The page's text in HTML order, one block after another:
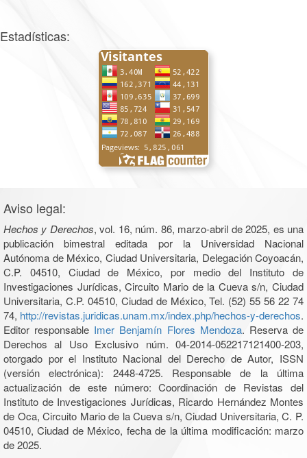
Estadísticas:
Aviso legal:
Hechos y Derechos, vol. 16, núm. 86, marzo-abril de 2025, es una
publicación bimestral editada por la Universidad Nacional
Autónoma de México, Ciudad Universitaria, Delegación Coyoacán,
C.P. 04510, Ciudad de México, por medio del Instituto de
Investigaciones Jurídicas, Circuito Mario de la Cueva s/n, Ciudad
Universitaria, C.P. 04510, Ciudad de México, Tel. (52) 55 56 22 74
74, http://revistas.juridicas.unam.mx/index.php/hechos-y-derechos.
Editor responsable Imer Benjamín Flores Mendoza. Reserva de
Derechos al Uso Exclusivo núm. 04-2014-052217121400-203,
otorgado por el Instituto Nacional del Derecho de Autor, ISSN
(versión electrónica): 2448-4725. Responsable de la última
actualización de este número: Coordinación de Revistas del
Instituto de Investigaciones Jurídicas, Ricardo Hernández Montes
de Oca, Circuito Mario de la Cueva s/n, Ciudad Universitaria, C. P.
04510, Ciudad de México, fecha de la última modificación: marzo
de 2025.